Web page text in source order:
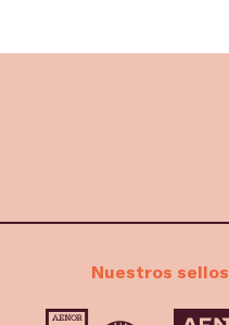
Nuestros sellos